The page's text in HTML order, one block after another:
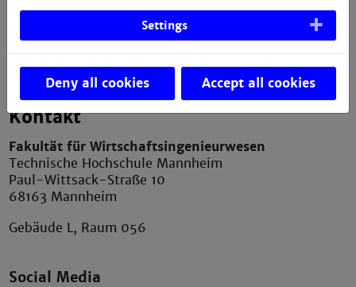
Datenschutzerklärung
Contact Webmaster
Kontakt
Fakultät für Wirtschaftsingenieurwesen
Technische Hochschule Mannheim
Paul-Wittsack-Straße 10
68163 Mannheim
Gebäude L, Raum 056
Social Media
Settings
Deny all cookies Accept all cookies